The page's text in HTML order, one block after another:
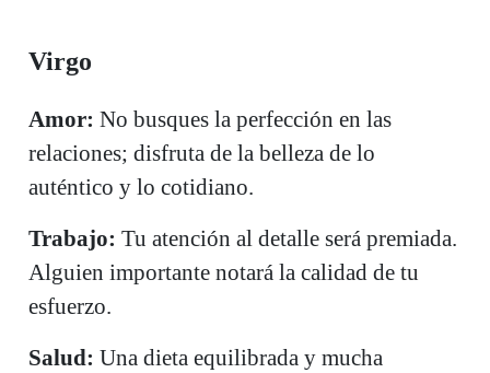
Virgo
Amor: No busques la perfección en las
relaciones; disfruta de la belleza de lo
auténtico y lo cotidiano.
Trabajo: Tu atención al detalle será premiada.
Alguien importante notará la calidad de tu
esfuerzo.
Salud: Una dieta equilibrada y mucha